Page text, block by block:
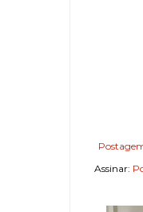
Assinar: